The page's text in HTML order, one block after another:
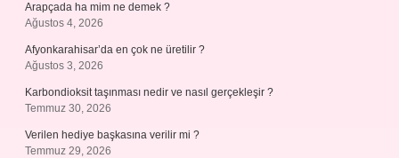
Arapçada ha mim ne demek ?
Ağustos 4, 2026
Afyonkarahisar’da en çok ne üretilir ?
Ağustos 3, 2026
Karbondioksit taşınması nedir ve nasıl gerçekleşir ?
Temmuz 30, 2026
Verilen hediye başkasına verilir mi ?
Temmuz 29, 2026